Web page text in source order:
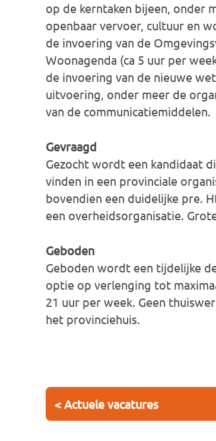
op de kerntaken bijeen, onder
openbaar vervoer, cultuur en
de invoering van de
Woonagenda (ca 5 uur per
de invoering van de nieuwe
uitvoering, onder meer de
van de communicatiemiddelen.
Gevraagd
Gezocht wordt een kandidaat
vinden in een provinciale
bovendien een duidelijke pre.
een overheidsorganisatie.
Geboden
Geboden wordt een tijdelijke
optie op verlenging tot
21 uur per week. Geen
het provinciehuis.
< Actuele vacatures